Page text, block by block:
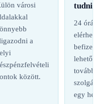
városi
a
között.
24 órás
befizetési
lehetőség
további
egy